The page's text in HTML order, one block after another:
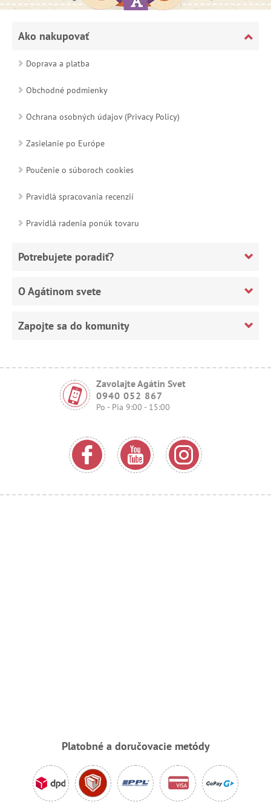
Ako nakupovať
Doprava a platba
Obchodné podmienky
Ochrana osobných údajov (Privacy Policy)
Zasielanie po Európe
Poučenie o súboroch cookies
Pravidlá spracovania recenzií
Pravidlá radenia ponúk tovaru
Potrebujete poradiť?
O Agátinom svete
Zapojte sa do komunity
Zavolajte Agátin Svet
0940 052 867
Po - Pia 9:00 - 15:00
Platobné a doručovacie metódy